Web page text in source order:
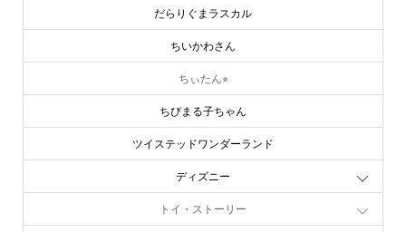
だらりぐまラスカル
ちいかわさん
ちぃたん⭐︎
ちびまる子ちゃん
ツイステッドワンダーランド
ディズニー
トイ・ストーリー